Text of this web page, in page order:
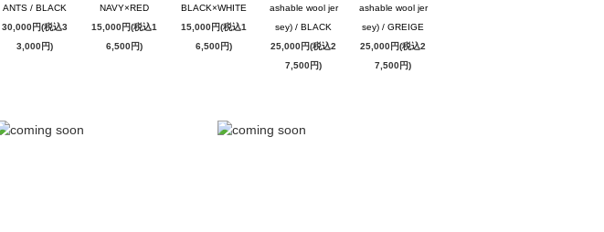
ANTS / BLACK
30,000円(税込3
3,000円)
NAVY×RED
15,000円(税込1
6,500円)
BLACK×WHITE
15,000円(税込1
6,500円)
ashable wool jer
sey) / BLACK
25,000円(税込2
7,500円)
ashable wool jer
sey) / GREIGE
25,000円(税込2
7,500円)